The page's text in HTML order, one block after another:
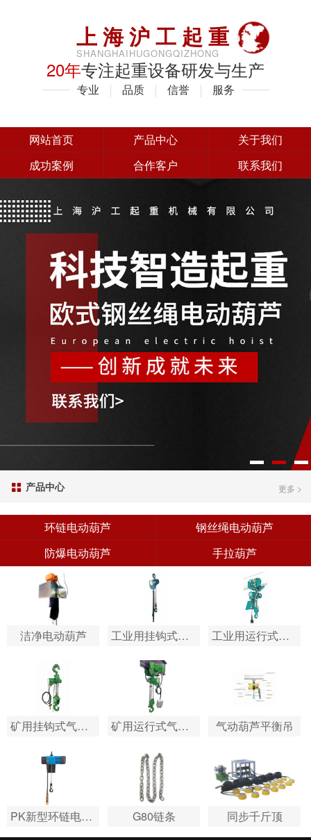
上海沪工起重
SHANGHAIHUGONGQIZHONG
20年专注起重设备研发与生产
专业 品质 信誉 服务
网站首页 产品中心
关于我们
成功案例
合作客户 联系我们
 产品中心 更多 >
环链电动葫芦
钢丝绳电动葫芦
防爆电动葫芦
手拉葫芦
洁净电动葫芦 工业用挂钩式气动葫… 工业用运行式气动葫…
矿用挂钩式气动葫芦 矿用运行式气动葫芦 气动葫芦平衡吊
PK新型环链电动葫芦 G80链条 同步千斤顶